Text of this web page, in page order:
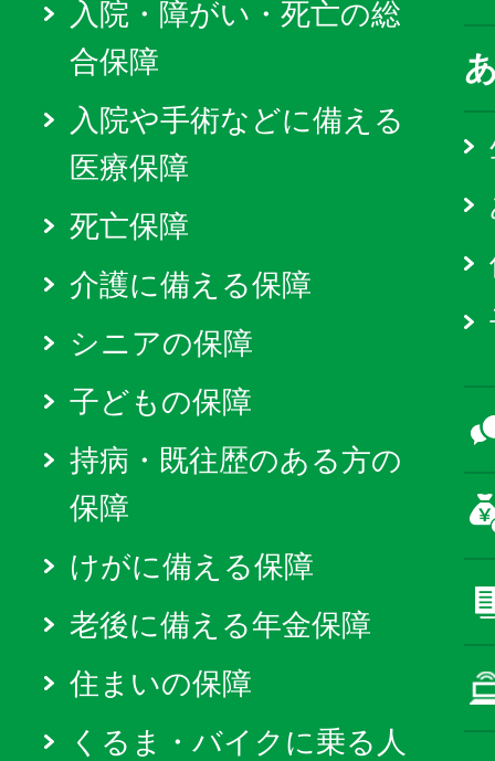
入院・障がい・死亡の総
合保障
入院や手術などに備える
医療保障
死亡保障
介護に備える保障
シニアの保障
子どもの保障
持病・既往歴のある方の
保障
けがに備える保障
老後に備える年金保障
住まいの保障
くるま・バイクに乗る人